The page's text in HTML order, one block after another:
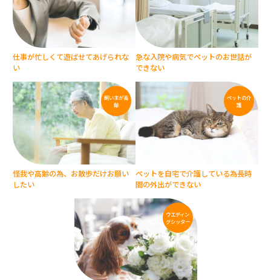
仕事が忙しくて遊ばせてあげられな
い
急な入院や病気でペットのお世話が
できない
飼い主が高
齢
怪我や高齢の為、 お散歩だけお願い
したい
ペットの介
護
ペットを自宅で介護している為長時
間の外出ができない
ウエディン
グシッター